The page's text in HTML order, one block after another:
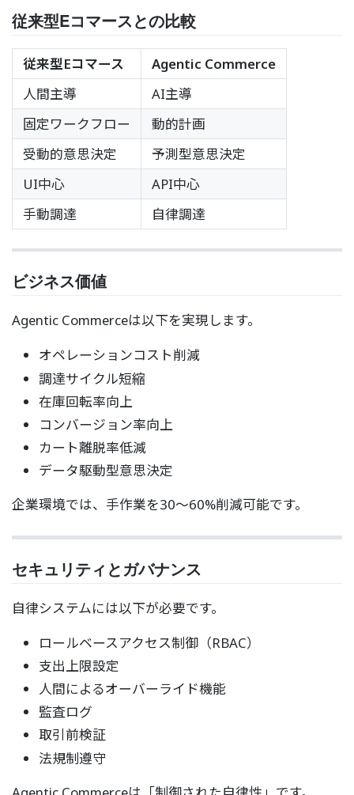
従来型Eコマースとの比較
従来型Eコマース
Agentic Commerce
人間主導
AI主導
固定ワークフロー
動的計画
受動的意思決定
予測型意思決定
UI中心
API中心
手動調達
自律調達
ビジネス価値
Agentic Commerceは以下を実現します。
オペレーションコスト削減
調達サイクル短縮
在庫回転率向上
コンバージョン率向上
カート離脱率低減
データ駆動型意思決定
企業環境では、手作業を30〜60%削減可能です。
セキュリティとガバナンス
自律システムには以下が必要です。
ロールベースアクセス制御（RBAC）
支出上限設定
人間によるオーバーライド機能
監査ログ
取引前検証
法規制遵守